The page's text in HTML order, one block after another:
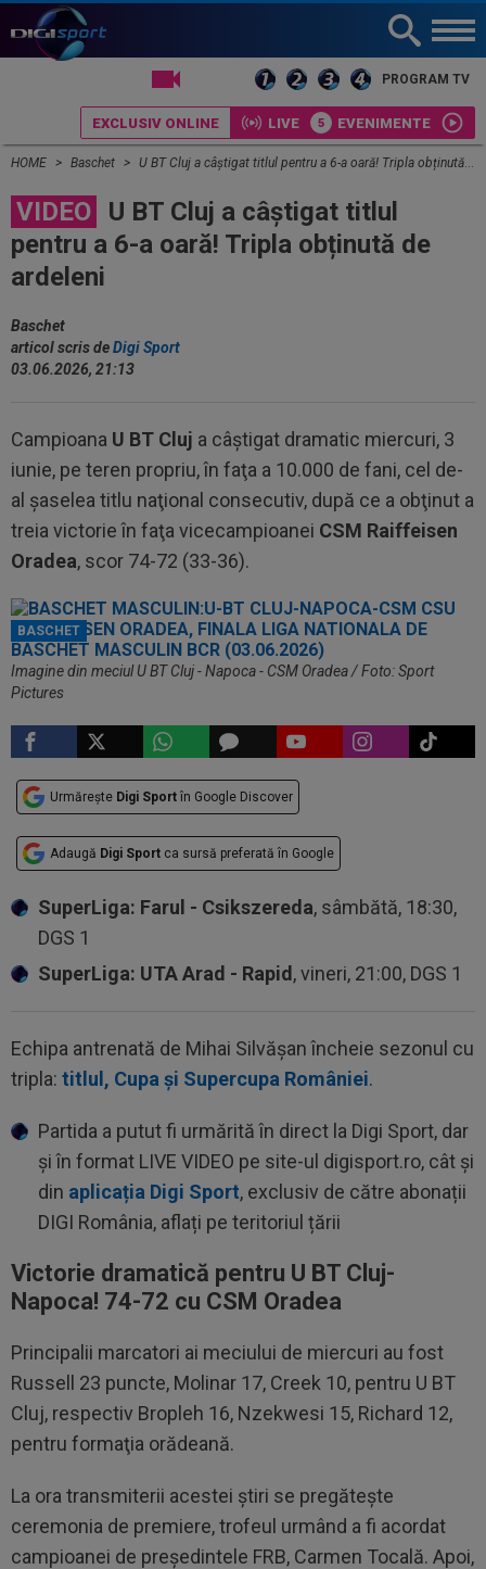
PROGRAM TV
EXCLUSIV ONLINE LIVE EVENIMENTE
HOME Baschet U BT Cluj a câștigat titlul pentru a 6-a oară! Tripla obținută de ardeleni
VIDEO
U BT Cluj a câștigat titlul
pentru a 6-a oară! Tripla obținută de
ardeleni
Baschet
articol scris deDigi Sport
03.06.2026, 21:13
Campioana U BT Cluj a câştigat dramatic miercuri, 3
iunie, pe teren propriu, în faţa a 10.000 de fani, cel de-
al şaselea titlu naţional consecutiv, după ce a obţinut a
treia victorie în faţa vicecampioanei CSM Raiffeisen
Oradea, scor 74-72 (33-36).
BASCHET
Imagine din meciul U BT Cluj - Napoca - CSM Oradea / Foto: Sport
Pictures
Urmărește Digi Sport în Google Discover
Adaugă Digi Sport ca sursă preferată în Google
SuperLiga: Farul - Csikszereda, sâmbătă, 18:30,
DGS 1
SuperLiga: UTA Arad - Rapid , vineri, 21:00, DGS 1
Echipa antrenată de Mihai Silvăşan încheie sezonul cu
tripla: titlul, Cupa şi Supercupa României.
Partida a putut fi urmărită în direct la Digi Sport, dar
și în format LIVE VIDEO pe site-ul digisport.ro, cât și
din aplicația Digi Sport, exclusiv de către abonații
DIGI România, aflați pe teritoriul țării
Victorie dramatică pentru U BT Cluj-
Napoca! 74-72 cu CSM Oradea
Principalii marcatori ai meciului de miercuri au fost
Russell 23 puncte, Molinar 17, Creek 10, pentru U BT
Cluj, respectiv Bropleh 16, Nzekwesi 15, Richard 12,
pentru formaţia orădeană.
La ora transmiterii acestei ştiri se pregăteşte
ceremonia de premiere, trofeul urmând a fi acordat
campioanei de preşedintele FRB, Carmen Tocală. Apoi,